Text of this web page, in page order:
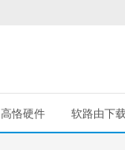
高恪硬件 软路由下载